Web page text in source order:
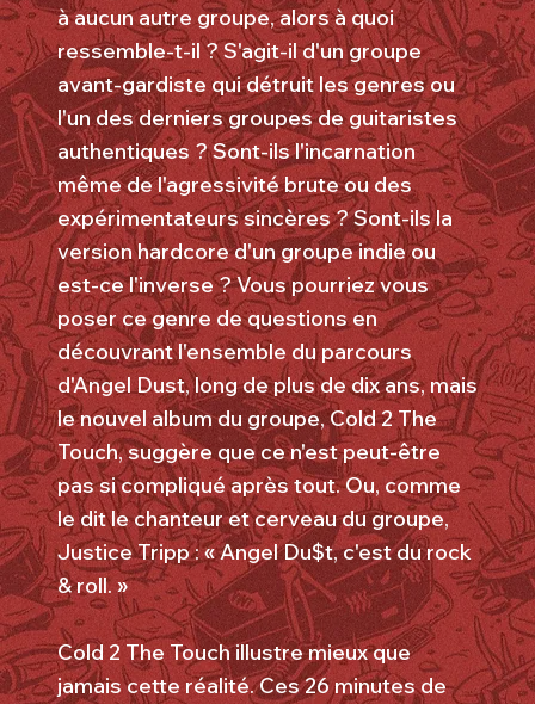
à aucun autre groupe, alors à quoi
ressemble-t-il ? S'agit-il d'un groupe
avant-gardiste qui détruit les genres ou
l'un des derniers groupes de guitaristes
authentiques ? Sont-ils l'incarnation
même de l'agressivité brute ou des
expérimentateurs sincères ? Sont-ils la
version hardcore d'un groupe indie ou
est-ce l'inverse ? Vous pourriez vous
poser ce genre de questions en
découvrant l'ensemble du parcours
d'Angel Dust, long de plus de dix ans, mais
le nouvel album du groupe, Cold 2 The
Touch, suggère que ce n'est peut-être
pas si compliqué après tout. Ou, comme
le dit le chanteur et cerveau du groupe,
Justice Tripp : « Angel Du$t, c'est du rock
& roll. »
Cold 2 The Touch illustre mieux que
jamais cette réalité. Ces 26 minutes de